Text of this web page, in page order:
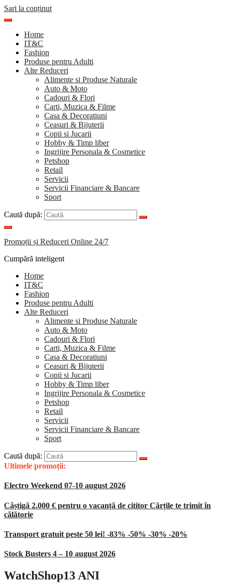
Sari la conținut
Home
IT&C
Fashion
Produse pentru Adulti
Alte Reduceri
Alimente si Produse Naturale
Auto & Moto
Cadouri & Flori
Carti, Muzica & Filme
Casa & Decoratiuni
Ceasuri & Bijuterii
Copii si Jucarii
Hobby & Timp liber
Ingrijire Personala & Cosmetice
Petshop
Retail
Servicii
Servicii Financiare & Bancare
Sport
Caută după:
Promoții și Reduceri Online 24/7
Cumpără inteligent
Home
IT&C
Fashion
Produse pentru Adulti
Alte Reduceri
Alimente si Produse Naturale
Auto & Moto
Cadouri & Flori
Carti, Muzica & Filme
Casa & Decoratiuni
Ceasuri & Bijuterii
Copii si Jucarii
Hobby & Timp liber
Ingrijire Personala & Cosmetice
Petshop
Retail
Servicii
Servicii Financiare & Bancare
Sport
Caută după:
Ultimele promoții:
Electro Weekend 07-10 august 2026
Câștigă 2.000 € pentru o vacanță de cititor Cărțile te trimit în
călătorie
Transport gratuit peste 50 lei! -83% -50% -30% -20%
Stock Busters 4 – 10 august 2026
WatchShop13 ANI